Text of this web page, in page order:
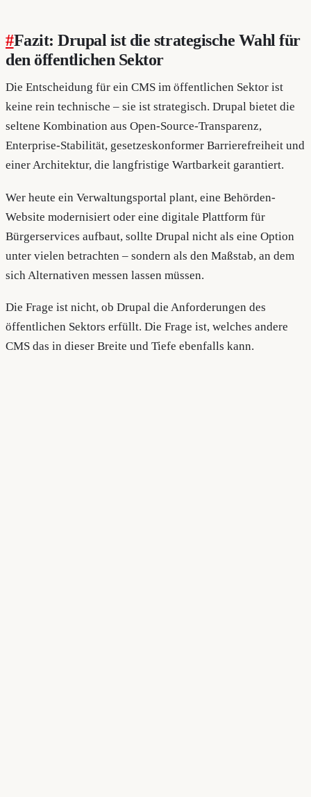
#Fazit: Drupal ist die strategische Wahl für
den öffentlichen Sektor
Die Entscheidung für ein CMS im öffentlichen Sektor ist
keine rein technische – sie ist strategisch. Drupal bietet die
seltene Kombination aus Open-Source-Transparenz,
Enterprise-Stabilität, gesetzeskonformer Barrierefreiheit und
einer Architektur, die langfristige Wartbarkeit garantiert.
Wer heute ein Verwaltungsportal plant, eine Behörden-
Website modernisiert oder eine digitale Plattform für
Bürgerservices aufbaut, sollte Drupal nicht als eine Option
unter vielen betrachten – sondern als den Maßstab, an dem
sich Alternativen messen lassen müssen.
Die Frage ist nicht, ob Drupal die Anforderungen des
öffentlichen Sektors erfüllt. Die Frage ist, welches andere
CMS das in dieser Breite und Tiefe ebenfalls kann.